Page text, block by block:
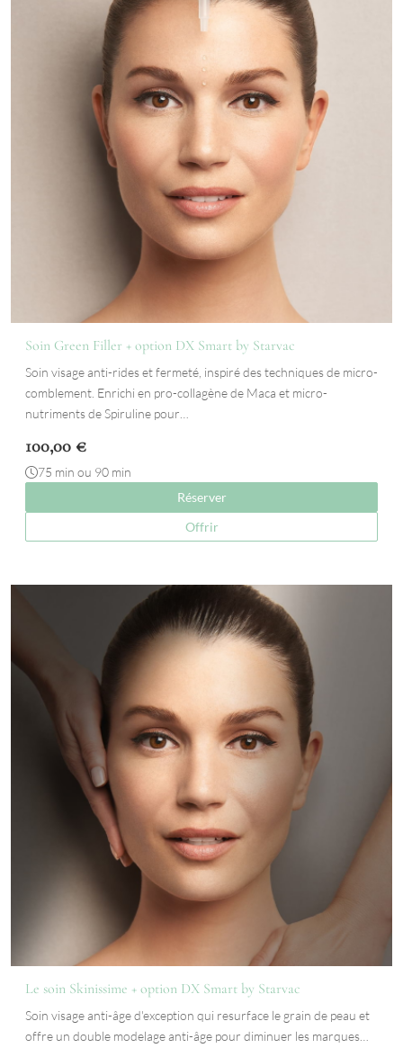
Soin Green Filler + option DX Smart by Starvac
Soin visage anti-rides et fermeté, inspiré des techniques de micro-
comblement. Enrichi en pro-collagène de Maca et micro-
nutriments de Spiruline pour…
100,00 €
75 min ou 90 min
Réserver
Offrir
Le soin Skinissime + option DX Smart by Starvac
Soin visage anti-âge d'exception qui resurface le grain de peau et
offre un double modelage anti-âge pour diminuer les marques…